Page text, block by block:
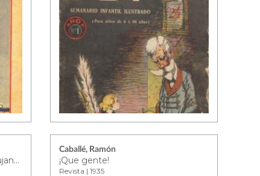
José Bonomi, decorador y dibujante
Caballé, Ramón
¡Que gente!
Revista | 1935